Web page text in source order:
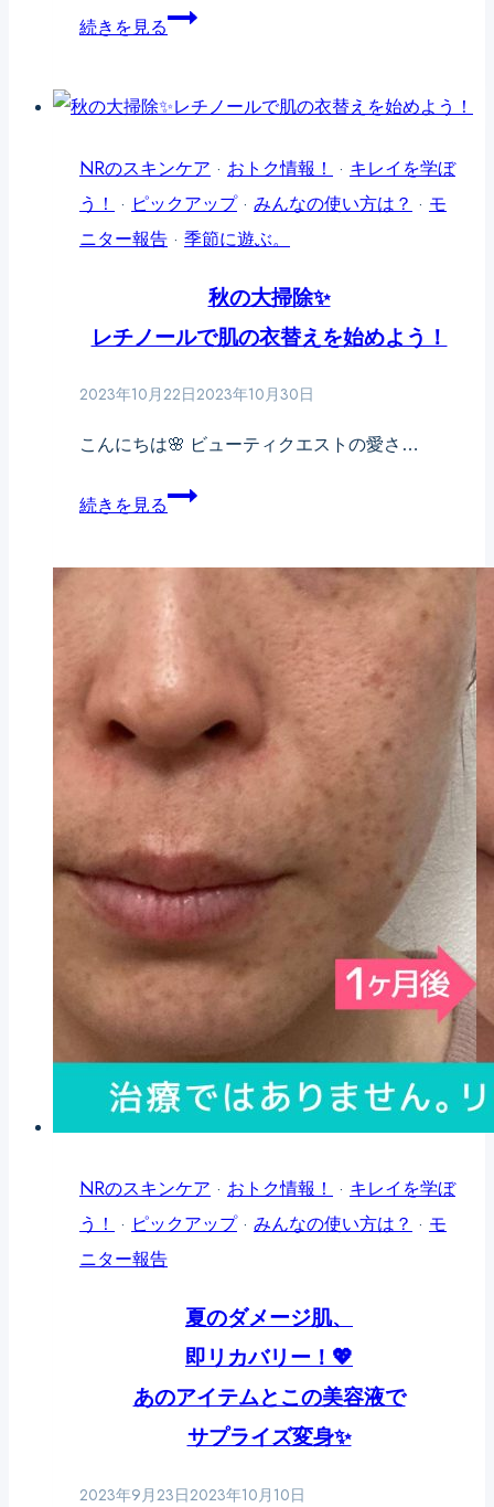
続きを見るあ
友
達
輝
せ
る
末
ス
ア
イ
テ
ム！
NRのスキンケア · おトク情報！ · キレイを学ぼ
う！ · ピックアップ· みんなの使い方は？ · モ
ニター報告 · 季節に遊ぶ。
秋の大掃除✨
レチノールで肌の衣替えを始めよう！
2023年10月22日2023年10月30日
こんにちは🌸 ビューティクエストの愛さ…
続きを見る秋
大
掃
除
✨
チ
ノ
ー
ル
肌
の
衣
え
を
始
よ
う！
NRのスキンケア · おトク情報！ · キレイを学ぼ
う！ · ピックアップ· みんなの使い方は？ · モ
ニター報告
夏のダメージ肌、
即リカバリー！💖
あのアイテムとこの美容液で
サプライズ変身✨
2023年9月23日2023年10月10日